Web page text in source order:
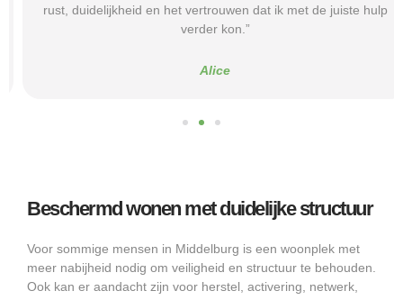
rust, duidelijkheid en het vertrouwen dat ik met de juiste hulp
verder kon.”
Alice
Beschermd wonen met duidelijke structuur
Voor sommige mensen in Middelburg is een woonplek met
meer nabijheid nodig om veiligheid en structuur te behouden.
Ook kan er aandacht zijn voor herstel, activering, netwerk,